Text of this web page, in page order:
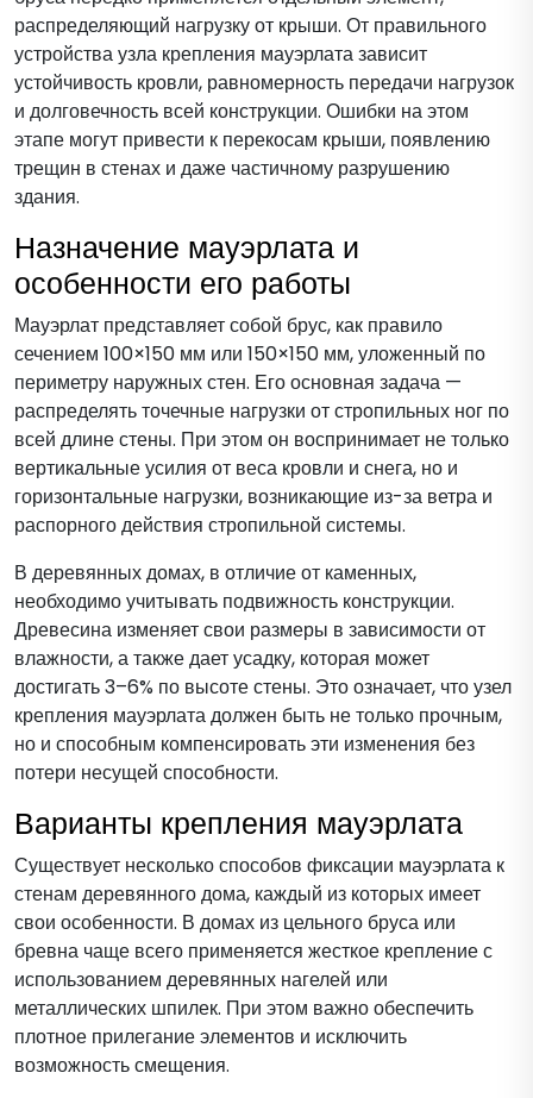
распределяющий нагрузку от крыши. От правильного
устройства узла крепления мауэрлата зависит
устойчивость кровли, равномерность передачи нагрузок
и долговечность всей конструкции. Ошибки на этом
этапе могут привести к перекосам крыши, появлению
трещин в стенах и даже частичному разрушению
здания.
Назначение мауэрлата и
особенности его работы
Мауэрлат представляет собой брус, как правило
сечением 100×150 мм или 150×150 мм, уложенный по
периметру наружных стен. Его основная задача —
распределять точечные нагрузки от стропильных ног по
всей длине стены. При этом он воспринимает не только
вертикальные усилия от веса кровли и снега, но и
горизонтальные нагрузки, возникающие из-за ветра и
распорного действия стропильной системы.
В деревянных домах, в отличие от каменных,
необходимо учитывать подвижность конструкции.
Древесина изменяет свои размеры в зависимости от
влажности, а также дает усадку, которая может
достигать 3–6% по высоте стены. Это означает, что узел
крепления мауэрлата должен быть не только прочным,
но и способным компенсировать эти изменения без
потери несущей способности.
Варианты крепления мауэрлата
Существует несколько способов фиксации мауэрлата к
стенам деревянного дома, каждый из которых имеет
свои особенности. В домах из цельного бруса или
бревна чаще всего применяется жесткое крепление с
использованием деревянных нагелей или
металлических шпилек. При этом важно обеспечить
плотное прилегание элементов и исключить
возможность смещения.